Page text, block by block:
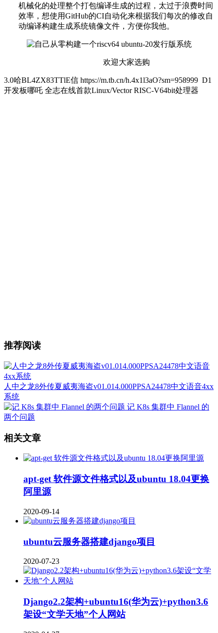
机械化的处理整个打包编译生成的过程，太过于浪费时间
效率，想使用GitHub的CI自动化来根据我们每次的修改自
动编译构建生成系统镜像文件，方便你我他。
欢迎大家选购
3.0哈BL4ZX83TTlE信 https://m.tb.cn/h.4x1l3aO?sm=958999 D1
开发板哪吒 全志在线首款Linux/Vector RISC-V64bit处理器
推荐阅读
人中之龙8外传夏威夷海盗v01.014.000PPSA24478中文语音4xx
系统
记 K8s 集群中 Flannel 的
两个问题
相关文章
apt-get 软件源文件格式以及ubuntu 18.04更换
阿里源
2020-09-14
ubuntu云服务器搭建django项目
2020-07-23
Django2.2架构+ubuntu16(华为云)+python3.6
架设“文学天地”个人网站